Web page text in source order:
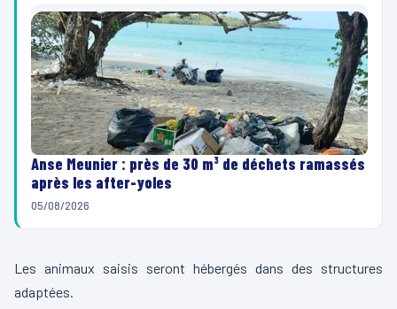
Anse Meunier : près de 30 m³ de déchets ramassés
après les after-yoles
05/08/2026
Les animaux saisis seront hébergés dans des structures
adaptées.